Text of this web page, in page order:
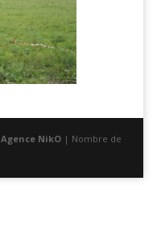
Agence NikO| Nombre de